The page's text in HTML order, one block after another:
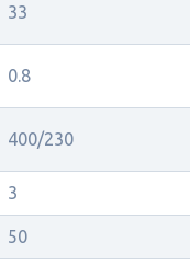
33
0.8
400/230
3
50